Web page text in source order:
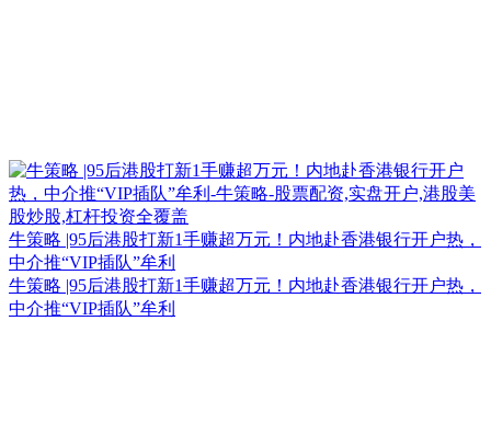
牛策略 |95后港股打新1手赚超万元！内地赴香港银行开户热，
中介推“VIP插队”牟利
牛策略 |95后港股打新1手赚超万元！内地赴香港银行开户热，
中介推“VIP插队”牟利